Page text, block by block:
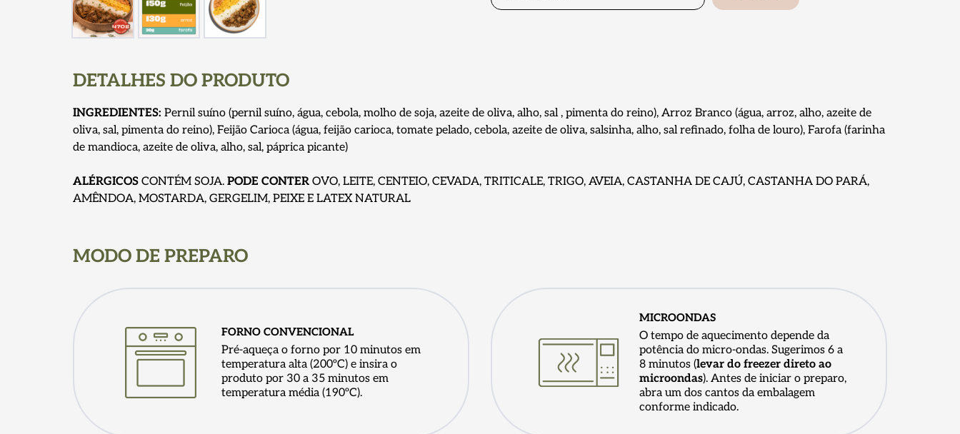
DETALHES DO PRODUTO
INGREDIENTES: Pernil suíno (pernil suíno, água, cebola, molho de soja, azeite de oliva, alho, sal , pimenta do reino), Arroz Branco (água, arroz, alho, azeite de
oliva, sal, pimenta do reino), Feijão Carioca (água, feijão carioca, tomate pelado, cebola, azeite de oliva, salsinha, alho, sal refinado, folha de louro), Farofa (farinha
de mandioca, azeite de oliva, alho, sal, páprica picante)
ALÉRGICOS CONTÉM SOJA. PODE CONTER OVO, LEITE, CENTEIO, CEVADA, TRITICALE, TRIGO, AVEIA, CASTANHA DE CAJÚ, CASTANHA DO PARÁ,
AMÊNDOA, MOSTARDA, GERGELIM, PEIXE E LATEX NATURAL
MODO DE PREPARO
FORNO CONVENCIONAL
Pré-aqueça o forno por 10 minutos em
temperatura alta (200ºC) e insira o
produto por 30 a 35 minutos em
temperatura média (190ºC).
MICROONDAS
O tempo de aquecimento depende da
potência do micro-ondas. Sugerimos 6 a
8 minutos (levar do freezer direto ao
microondas). Antes de iniciar o preparo,
abra um dos cantos da embalagem
conforme indicado.